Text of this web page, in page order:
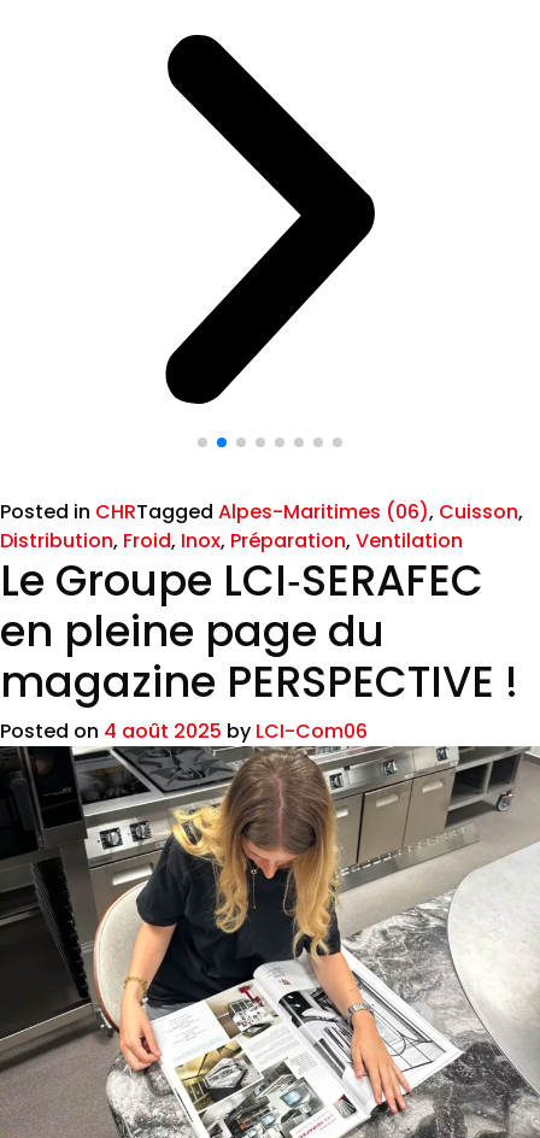
Posted in CHRTagged Alpes-Maritimes (06), Cuisson,
Distribution, Froid, Inox, Préparation, Ventilation
Le Groupe LCI‑SERAFEC
en pleine page du
magazine PERSPECTIVE !
Posted on 4 août 2025 by LCI-Com06